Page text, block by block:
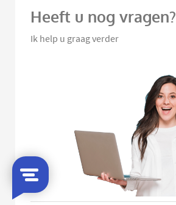
Heeft u nog vragen?
Ik help u graag verder